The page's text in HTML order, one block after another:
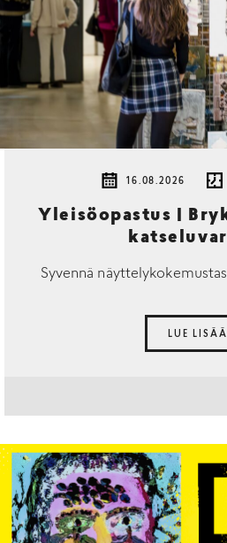
16.08.2026
Yleisöopastus |
Syvennä
LUE LISÄÄ